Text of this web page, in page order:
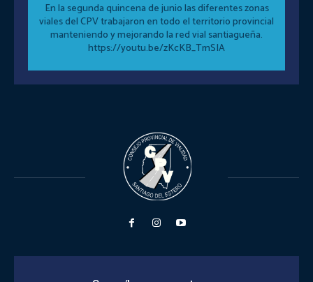
En la segunda quincena de junio las diferentes zonas
viales del CPV trabajaron en todo el territorio provincial
manteniendo y mejorando la red vial santiagueña.
https://youtu.be/zKcKB_TmSIA